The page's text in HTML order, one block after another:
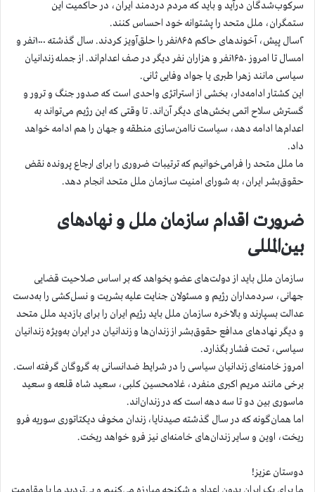
سرکوب‌شدگان درآید و باید که مردم دردمند ایران، در حاکمیت این
ستمگران، ملل متحد را پشتوانه خود احساس کنند.
۲سال پیش، آخوندهای حاکم ۸۶۵نفر را حلق‌آویز کردند. سال گذشته ۱۰۰۰نفر و
امسال تا امروز ۱۶۵۰نفر و هزاران نفر دیگر در صف اعدام‌اند. از جمله زندانیان
سیاسی مانند زهرا طبری یا جواد وفایی ثانی.
این کشتار ادامه‌دار، بخشی از استراتژی واحدی است که صدور جنگ و ترور و
گسترش سلاح اتمی بخش‌های دیگر آن‌اند. تا وقتی که این رژیم می‌تواند به
اعدام‌ها ادامه دهد، سیاست ناامن‌سازی منطقه و جهان را هم ادامه خواهد
داد.
ما ملل متحد را فرامی‌خوانیم که ترتیبات ضروری را برای ارجاع پرونده نقض
حقوق‌بشر ایران، به شورای امنیت سازمان ملل متحد انجام دهد.
ضرورت اقدام سازمان ملل و نهادهای
بین‌المللی
سازمان ملل باید از دولت‌های عضو بخواهد که بر اساس صلاحیت قضایی
جهانی، سردمداران رژیم و مسئولان جنایت علیه بشریت و نسل‌کشی را به‌دست
عدالت بسپارند و بالاخره سازمان ملل باید رژیم ایران را برای بازدید ملل متحد
و دیگر نهادهای مدافع حقوق‌بشر از زندان‌ها و زندانیان در ایران به‌ویژه زندانیان
سیاسی، تحت فشار بگذارد.
امروز خامنه‌ای زندانیان سیاسی را در شرایط ضدانسانی به گروگان گرفته است.
برخی مانند مریم اکبری منفرد، غلامحسین کلبی، سعید شاه قلعه و سعید
ماسوری بین دو تا سه دهه است که در زندان‌اند.
اما همان‌گونه که در سال گذشته صیدنایا، زندان مخوف دیکتاتوری سوریه فرو
ریخت، اوین و سایر زندان‌های خامنه‌ای نیز فرو خواهد ریخت.
دوستان عزیز!